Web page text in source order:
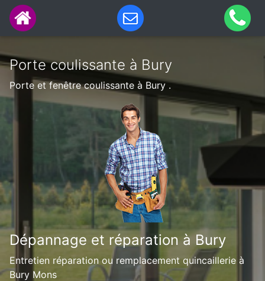
Porte coulissante à Bury
Porte et fenêtre coulissante à Bury .
Dépannage et réparation à Bury
Entretien réparation ou remplacement quincaillerie à
Bury Mons